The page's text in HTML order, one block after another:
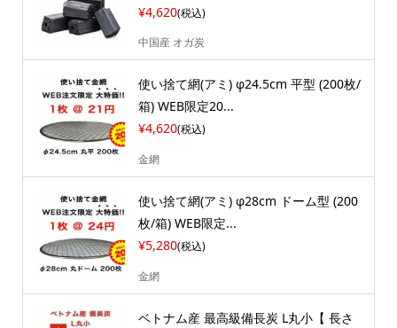
¥4,620(税込)
中国産 オガ炭
使い捨て網(アミ) φ24.5cm 平型 (200枚/
箱) WEB限定20...
¥4,620(税込)
金網
使い捨て網(アミ) φ28cm ドーム型 (200
枚/箱) WEB限定...
¥5,280(税込)
金網
ベトナム産 最高級備長炭 L丸小【 長さ